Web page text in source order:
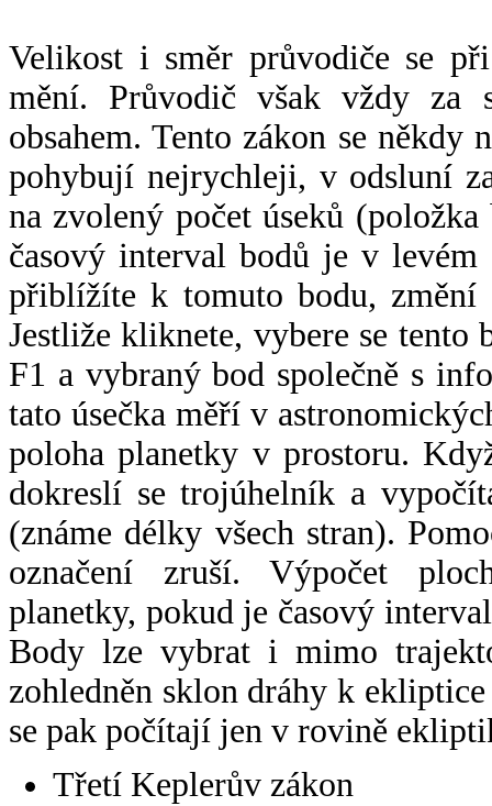
Velikost i směr průvodiče se
mění. Průvodič však vždy za
obsahem. Tento zákon se někdy
pohybují nejrychleji, v odsluní
na zvolený počet úseků
časový interval bodů je v
přiblížíte k tomuto bodu,
Jestliže kliknete, vybere se tento
F1 a vybraný bod společně s
tato úsečka měří v
poloha planetky v prostoru.
dokreslí se trojúhelník a
(známe délky všech stran).
označení zruší. Výpočet
planetky, pokud je časový
Body lze vybrat i mimo
zohledněn sklon dráhy k
se pak počítají jen v rovině
Třetí Keplerův zákon